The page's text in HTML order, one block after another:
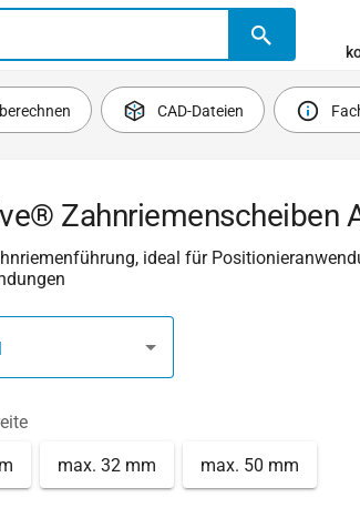
CAD-Dateien
Zahnriemenscheiben
ideal für
max. 32 mm max. 50 mm